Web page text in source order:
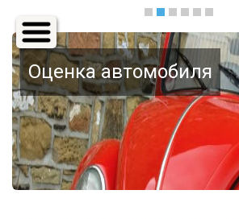
Основная
навигация
Оценка автомобиля